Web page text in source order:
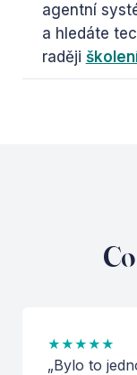
agentní
a hledáte
raději
★★★★★
„Bylo to